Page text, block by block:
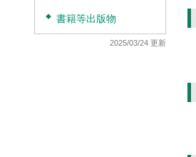
◆ 書籍等出版物
2025/03/24 更新